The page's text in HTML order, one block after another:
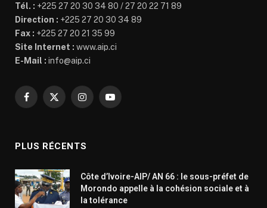
Tél. : +225 27 20 30 34 80 / 27 20 22 71 89
Direction : +225 27 20 30 34 89
Fax : +225 27 20 21 35 99
Site Internet : www.aip.ci
E-Mail : info@aip.ci
Facebook
X
InstagramYouTube
PLUS RÉCENTS
Côte d’Ivoire-AIP/ AN 66 : le sous-préfet de
Morondo appelle à la cohésion sociale et à
la tolérance